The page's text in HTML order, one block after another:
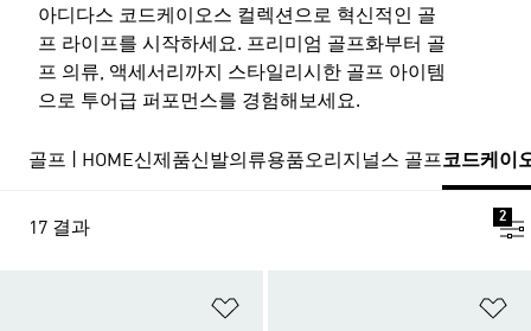
아디다스 코드케이오스 컬렉션으로 혁신적인 골
프 라이프를 시작하세요. 프리미엄 골프화부터 골
프 의류, 액세서리까지 스타일리시한 골프 아이템
으로 투어급 퍼포먼스를 경험해보세요.
골프 | HOME신제품신발의류용품오리지널스 골프코드케이
17 결과
2